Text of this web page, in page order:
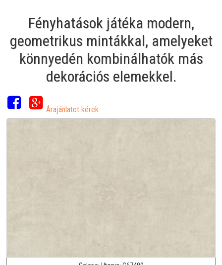
Fényhatások játéka modern,
geometrikus mintákkal, amelyeket
könnyedén kombinálhatók más
dekorációs elemekkel.
Árajánlatot kérek